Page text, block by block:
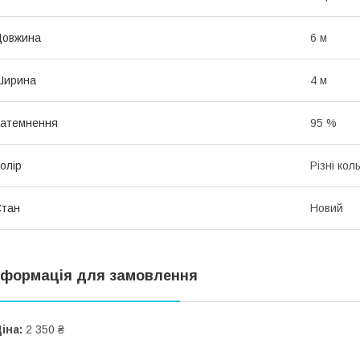
6 м
4 м
95 %
Різні
Новий
для замовлення
2 350 ₴